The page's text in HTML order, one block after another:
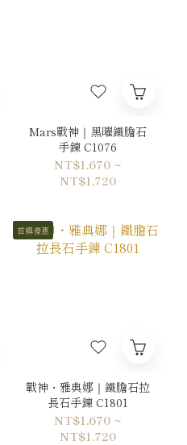
Mars戰神｜黑曜鐵膽石
手鍊 C1076
NT$1,670 ~
NT$1,720
首購優惠
戰神・雅典娜｜鐵膽石拉
長石手鍊 C1801
NT$1,670 ~
NT$1,720